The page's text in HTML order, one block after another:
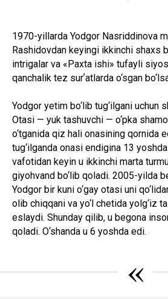
1970-yillarda Yodgor Nasriddinova
Rashidovdan keyingi ikkinchi shaxs
intrigalar va «Paxta ishi» tufayli
qanchalik tez surʼatlarda o‘sgan
Yodgor yetim bo‘lib tug‘ilgani uchun
Otasi — yuk tashuvchi — o‘pka
o‘tganida qiz hali onasining qornida
tug‘ilganda onasi endigina 13
vafotidan keyin u ikkinchi marta
giyohvand bo‘lib qoladi. 2005-yilda
Yodgor bir kuni o‘gay otasi uni
olib chiqqani va yo‘l chetida yolg‘iz
eslaydi. Shunday qilib, u begona
qoladi. O‘shanda u 6 yoshda edi.
«